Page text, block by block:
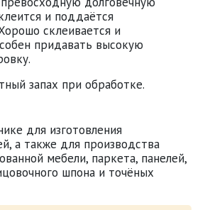
и поддаётся
склеивается и
придавать высокую
запах при обработке.
для изготовления
а также для производства
мебели, паркета, панелей,
шпона и точёных